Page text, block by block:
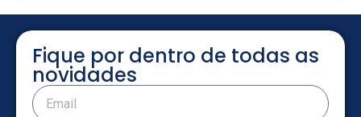
Fique por dentro de todas as
novidades